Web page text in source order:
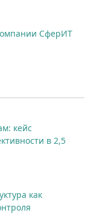
СферИТ
кейс
в 2,5
как